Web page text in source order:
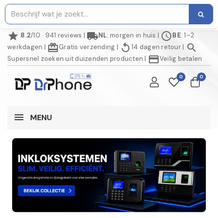
star 8.2/10 · 941 reviews | local_shippingNL: morgen in huis | scheduleBE: 1–2
werkdagen | redeemGratis verzending | replay 14 dagen retour| search
Supersnel zoeken uit duizenden producten | credit_cardVeilig betalen
0 0
MENU